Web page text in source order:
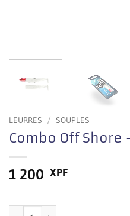
LEURRES / SOUPLES
Combo Off Shore
1 200 XPF